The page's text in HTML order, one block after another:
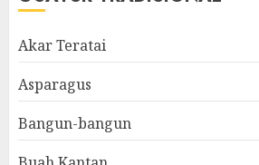
Akar Teratai
Asparagus
Bangun-bangun